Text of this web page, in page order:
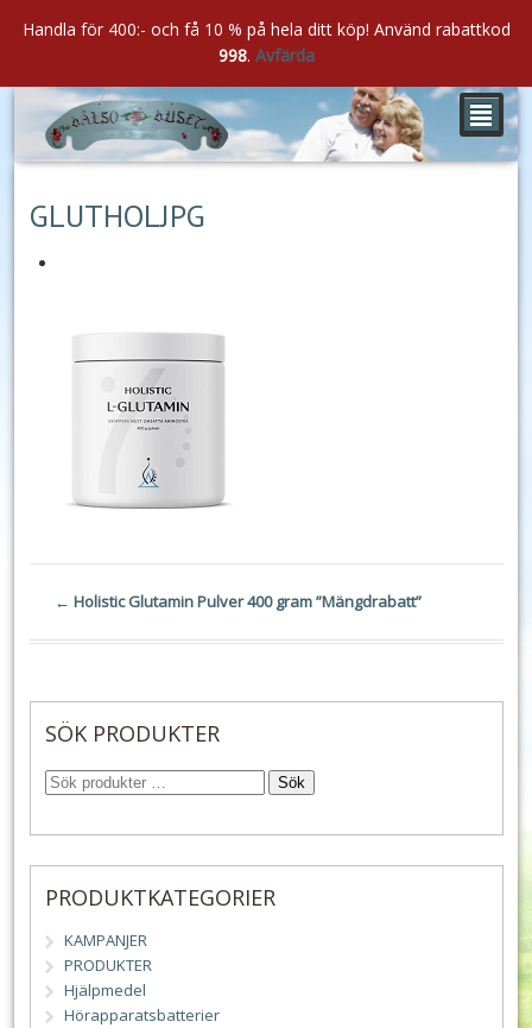
²
GLUTHOLJPG
← Holistic Glutamin Pulver 400 gram ”Mängdrabatt”
SÖK PRODUKTER
Sök
PRODUKTKATEGORIER
KAMPANJER
PRODUKTER
Hjälpmedel
Hörapparatsbatterier
Handla för 400:- och få 10 % på hela ditt köp! Använd rabattkod
998. Avfärda